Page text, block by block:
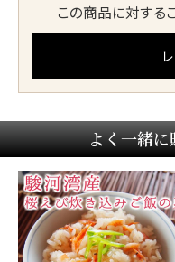
この商品に対する
よく一緒